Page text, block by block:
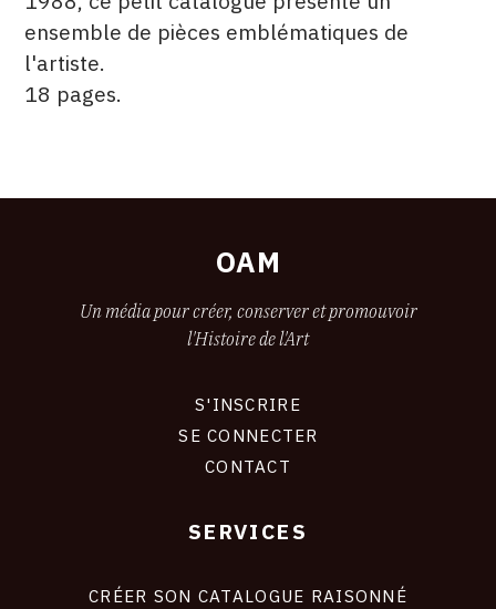
CONTACT
SUIVEZ-NOUS
INSTAGRAM
FACEBOOK
TWITTER
PINTEREST
ensemble de pièces emblématiques de
l'artiste.
18 pages.
OAM
Un média pour créer, conserver et promouvoir
l'Histoire de l'Art
S'INSCRIRE
SE CONNECTER
CONTACT
SERVICES
CRÉER SON CATALOGUE RAISONNÉ